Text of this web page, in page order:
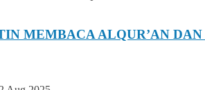
MEMBACA ALQUR’AN